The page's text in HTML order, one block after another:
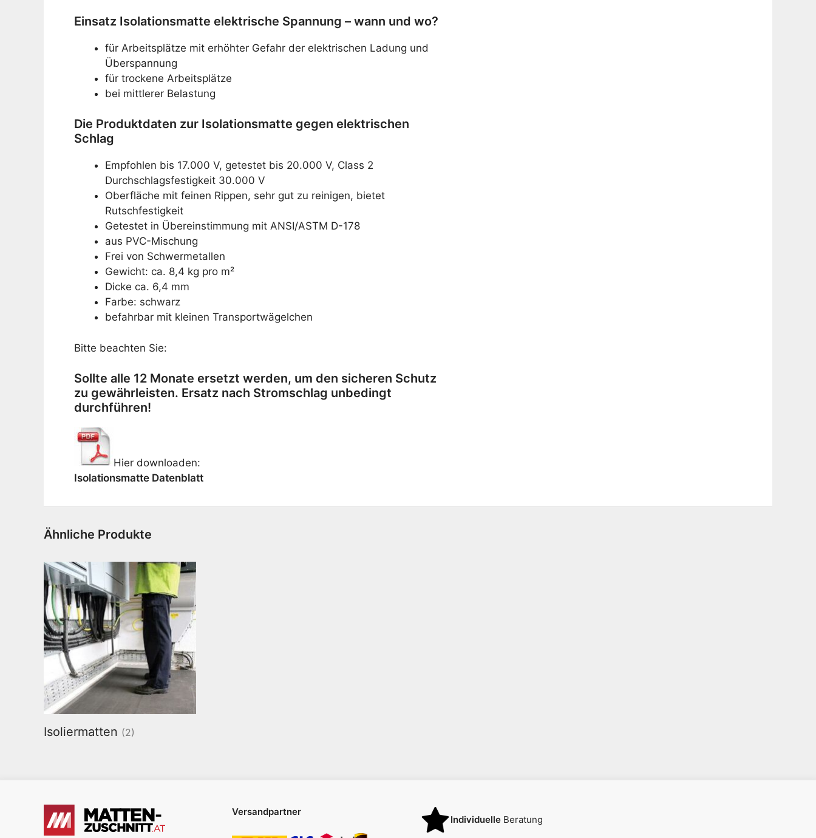
Einsatz Isolationsmatte elektrische Spannung – wann und wo?
für Arbeitsplätze mit erhöhter Gefahr der elektrischen Ladung und
Überspannung
für trockene Arbeitsplätze
bei mittlerer Belastung
Die Produktdaten zur Isolationsmatte gegen elektrischen
Schlag
Empfohlen bis 17.000 V, getestet bis 20.000 V, Class 2
Durchschlagsfestigkeit 30.000 V
Oberfläche mit feinen Rippen, sehr gut zu reinigen, bietet
Rutschfestigkeit
Getestet in Übereinstimmung mit ANSI/ASTM D-178
aus PVC-Mischung
Frei von Schwermetallen
Gewicht: ca. 8,4 kg pro m²
Dicke ca. 6,4 mm
Farbe: schwarz
befahrbar mit kleinen Transportwägelchen
Bitte beachten Sie:
Sollte alle 12 Monate ersetzt werden, um den sicheren Schutz
zu gewährleisten. Ersatz nach Stromschlag unbedingt
durchführen!
Hier downloaden:
Isolationsmatte Datenblatt
Ähnliche Produkte
Isoliermatten (2)
Versandpartner
Individuelle Beratung